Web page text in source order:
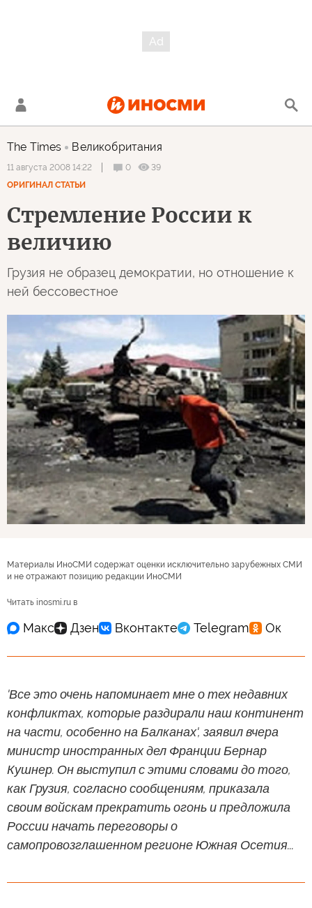
The Times Великобритания
11 августа 2008 14:22 0
39
ОРИГИНАЛ СТАТЬИ
Стремление России к
величию
Грузия не образец демократии, но отношение к
ней бессовестное
Материалы ИноСМИ содержат оценки исключительно зарубежных СМИ
и не отражают позицию редакции ИноСМИ
Читать inosmi.ru в
'Все это очень напоминает мне о тех недавних
конфликтах, которые раздирали наш континент
на части, особенно на Балканах', заявил вчера
министр иностранных дел Франции Бернар
Кушнер. Он выступил с этими словами до того,
как Грузия, согласно сообщениям, приказала
своим войскам прекратить огонь и предложила
России начать переговоры о
самопровозглашенном регионе Южная Осетия...